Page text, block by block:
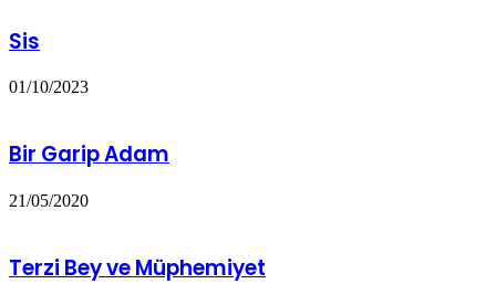
Sis
01/10/2023
Bir Garip Adam
21/05/2020
Terzi Bey ve Müphemiyet